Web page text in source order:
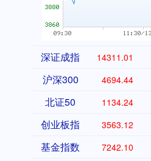
深证成指 14311.01
沪深300 4694.44
北证50 1134.24
创业板指 3563.12
基金指数 7242.10